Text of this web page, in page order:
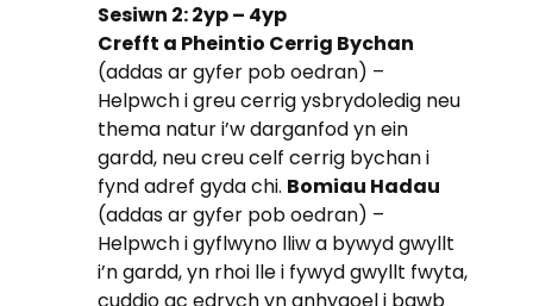
Sesiwn 2: 2yp – 4yp
Crefft a Pheintio Cerrig Bychan
(addas ar gyfer pob oedran) –
Helpwch i greu cerrig ysbrydoledig neu
thema natur i’w darganfod yn ein
gardd, neu creu celf cerrig bychan i
fynd adref gyda chi. Bomiau Hadau
(addas ar gyfer pob oedran) –
Helpwch i gyflwyno lliw a bywyd gwyllt
i’n gardd, yn rhoi lle i fywyd gwyllt fwyta,